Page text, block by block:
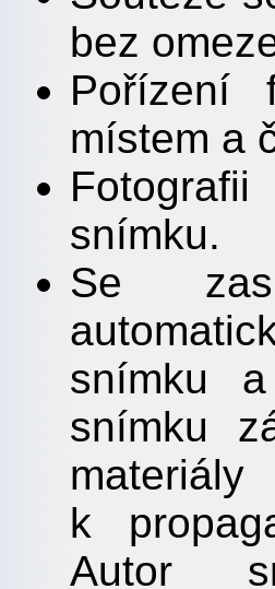
bez
Pořízení
místem a
snímku.
Se
snímku
snímku
k
Autor